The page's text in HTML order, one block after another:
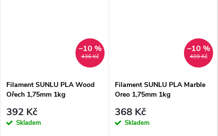
436 Kč
–10 %
Filament SUNLU PLA Wood
Ořech 1,75mm 1kg
392 Kč
Skladem
409 Kč
–10 %
Filament SUNLU PLA Marble
Oreo 1,75mm 1kg
368 Kč
Skladem